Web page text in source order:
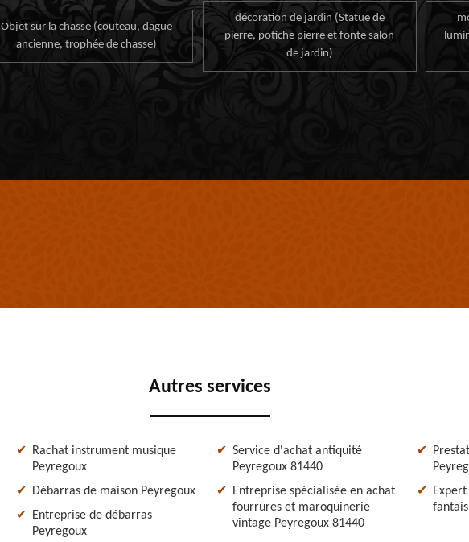
Objet sur la chasse (couteau, dague
ancienne, trophée de chasse)
décoration de jardin (Statue de
pierre, potiche pierre et fonte salon
de jardin)
Autres services
Rachat instrument musique
Peyregoux
Débarras de maison Peyregoux
Entreprise de débarras
Peyregoux
Service d'achat antiquité
Peyregoux 81440
Entreprise spécialisée en achat
fourrures et maroquinerie
vintage Peyregoux 81440